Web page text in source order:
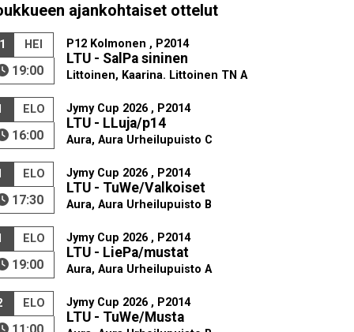
ajankohtaiset ottelut
HEI
19:00
P12 Kolmonen , P2014
LTU - SalPa sininen
Littoinen, Kaarina. Littoinen TN A
ELO
16:00
Jymy Cup 2026 , P2014
LTU - LLuja/p14
Aura, Aura Urheilupuisto C
ELO
17:30
Jymy Cup 2026 , P2014
LTU - TuWe/Valkoiset
Aura, Aura Urheilupuisto B
ELO
19:00
Jymy Cup 2026 , P2014
LTU - LiePa/mustat
Aura, Aura Urheilupuisto A
ELO Jymy Cup 2026 , P2014
LTU - TuWe/Musta